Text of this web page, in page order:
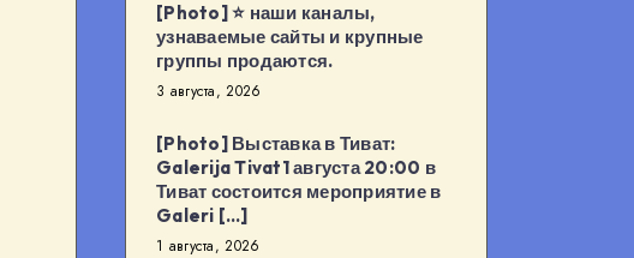
[Photo] ⭐️ наши каналы,
узнаваемые сайты и крупные
группы продаются.
3 августа, 2026
[Photo] Выставка в Тиват:
Galerija Tivat1 августа 20:00 в
Тиват состоится мероприятие в
Galeri […]
1 августа, 2026